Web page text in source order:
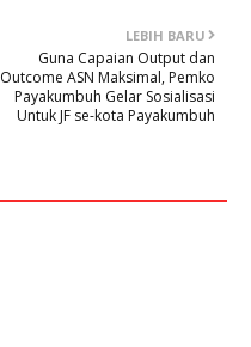
LEBIH BARU
Guna Capaian Output dan
Outcome ASN Maksimal, Pemko
Payakumbuh Gelar Sosialisasi
Untuk JF se-kota Payakumbuh